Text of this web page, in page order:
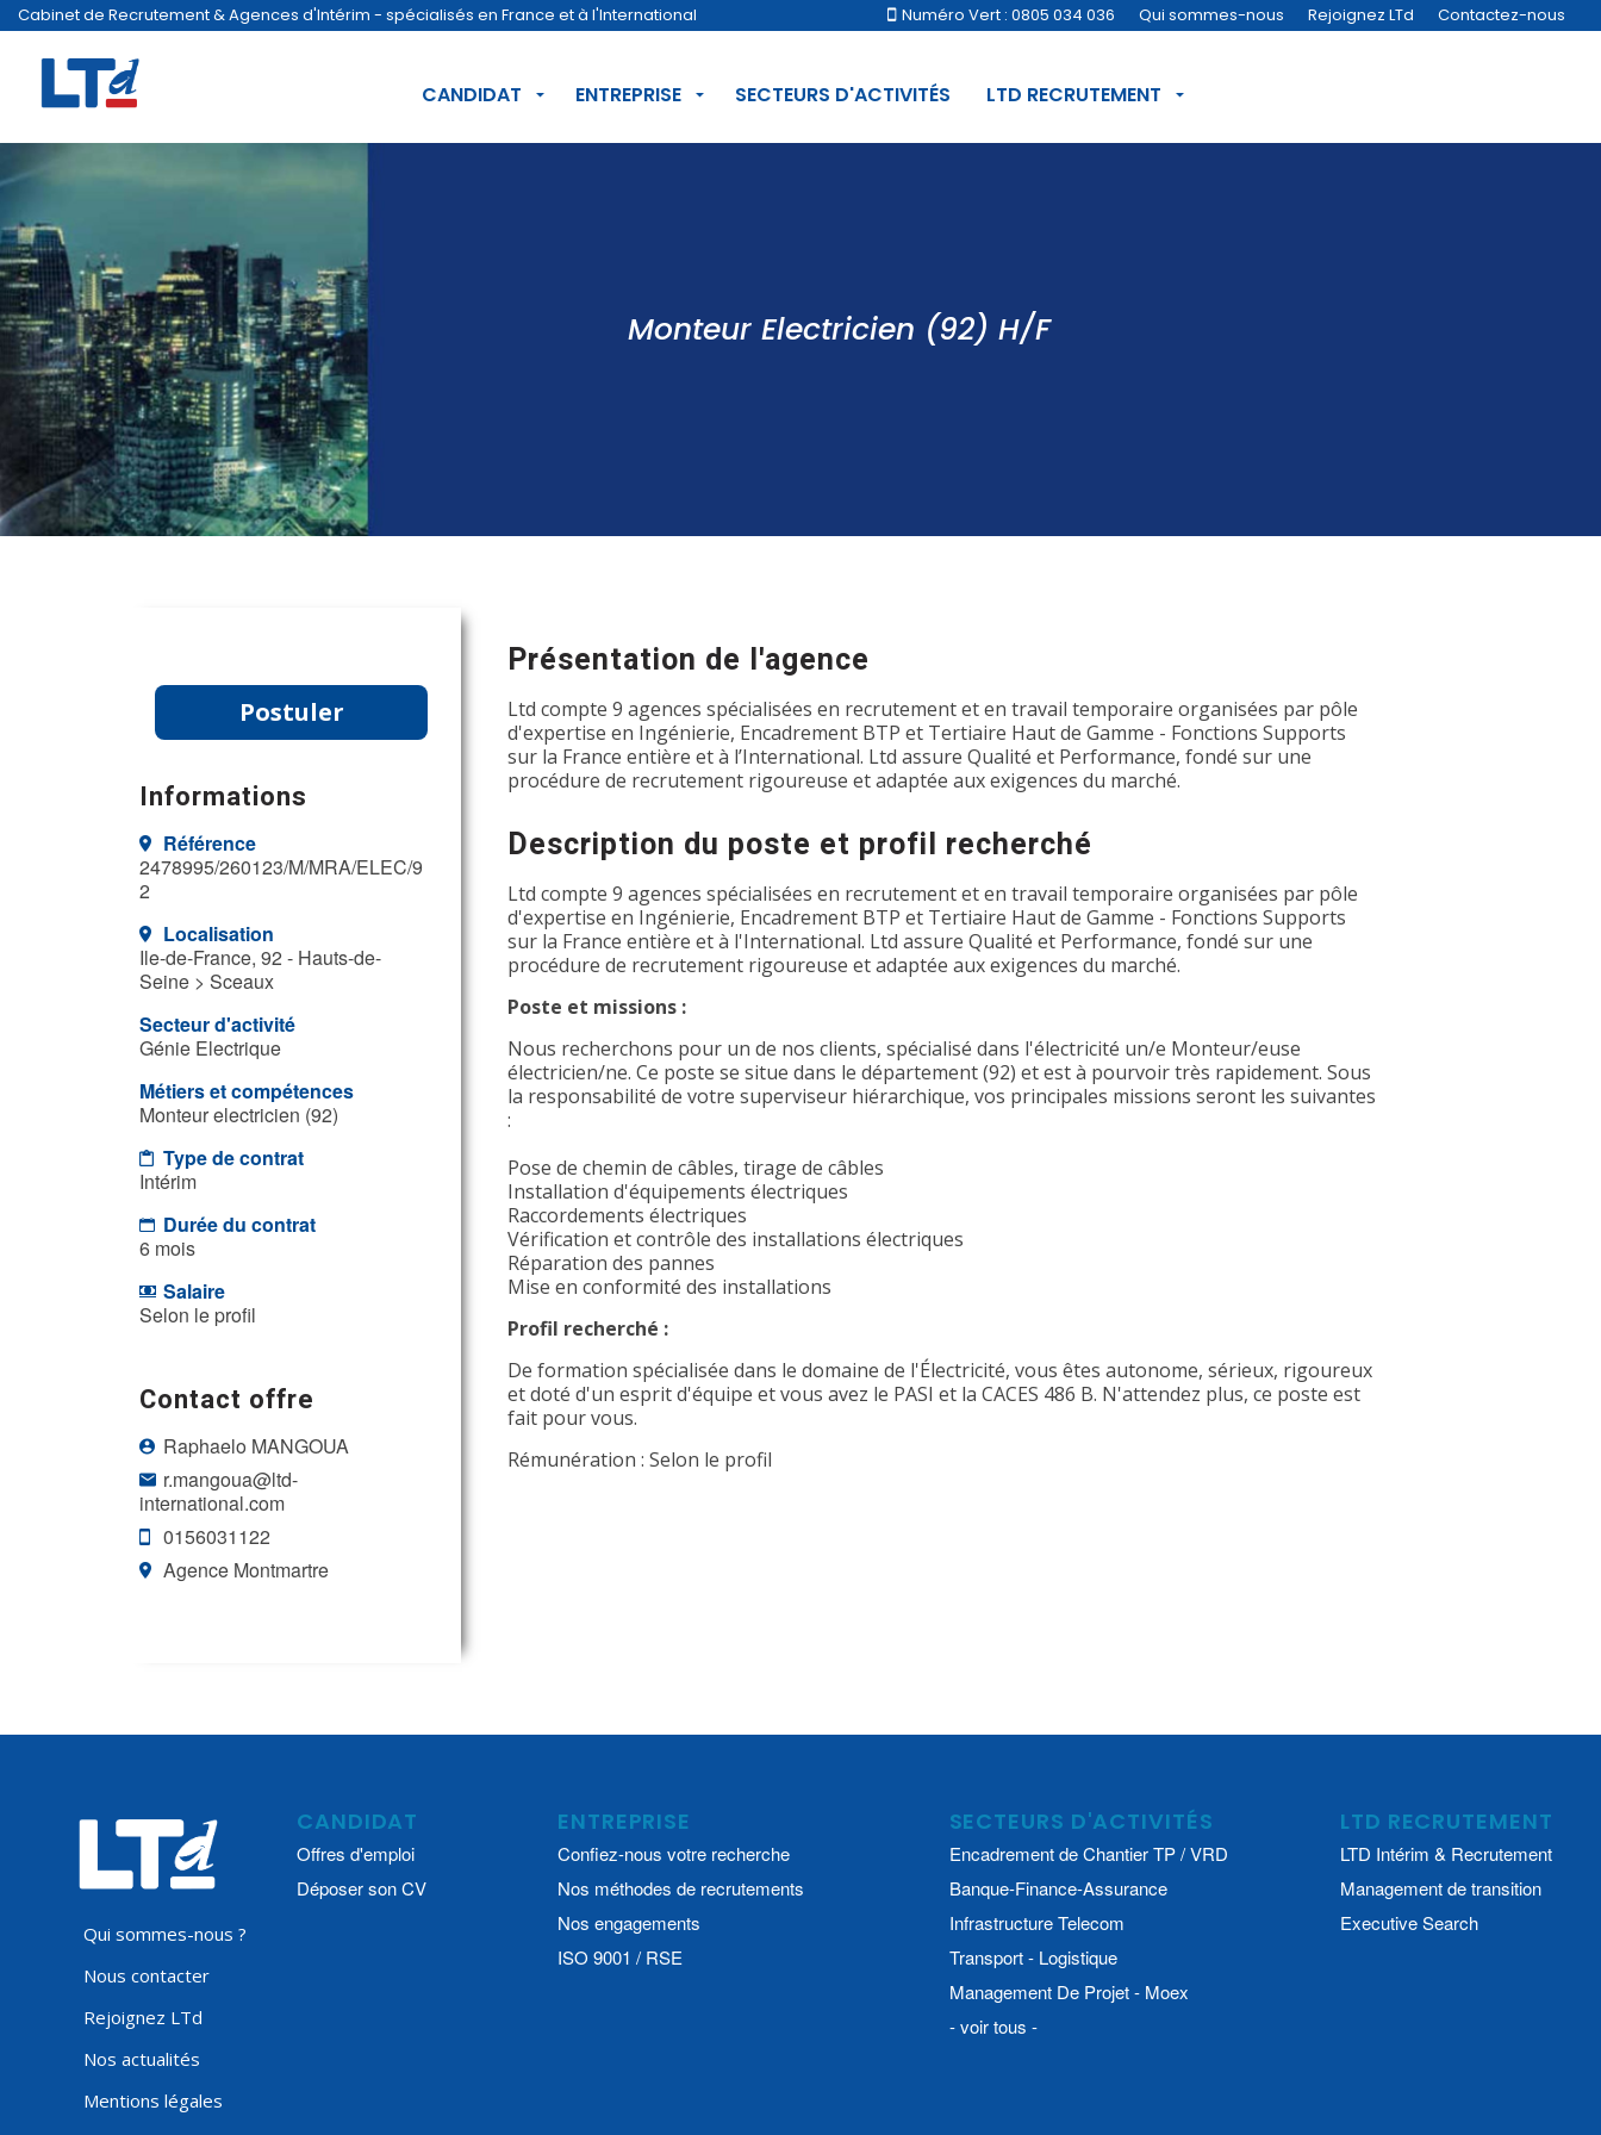
Cabinet de Recrutement & Agences d'Intérim - spécialisés en France et à l'International Numéro Vert : 0805 034 036 Qui sommes-nous Rejoignez LTd Contactez-nous
CANDIDAT ENTREPRISE SECTEURS D'ACTIVITÉS LTD RECRUTEMENT
Monteur Electricien (92) H/F
Postuler
Informations
Référence
2478995/260123/M/MRA/ELEC/9
2
Localisation
Ile-de-France, 92 - Hauts-de-
Seine > Sceaux
Secteur d'activité
Génie Electrique
Métiers et compétences
Monteur electricien (92)
Type de contrat
Intérim
Durée du contrat
6 mois
Salaire
Selon le profil
Contact offre
Raphaelo MANGOUA
r.mangoua@ltd-
international.com
0156031122
Agence Montmartre
Présentation de l'agence
Ltd compte 9 agences spécialisées en recrutement et en travail temporaire organisées par pôle
d'expertise en Ingénierie, Encadrement BTP et Tertiaire Haut de Gamme - Fonctions Supports
sur la France entière et à l’International. Ltd assure Qualité et Performance, fondé sur une
procédure de recrutement rigoureuse et adaptée aux exigences du marché.
Description du poste et profil recherché
Ltd compte 9 agences spécialisées en recrutement et en travail temporaire organisées par pôle
d'expertise en Ingénierie, Encadrement BTP et Tertiaire Haut de Gamme - Fonctions Supports
sur la France entière et à l'International. Ltd assure Qualité et Performance, fondé sur une
procédure de recrutement rigoureuse et adaptée aux exigences du marché.
Poste et missions :
Nous recherchons pour un de nos clients, spécialisé dans l'électricité un/e Monteur/euse
électricien/ne. Ce poste se situe dans le département (92) et est à pourvoir très rapidement. Sous
la responsabilité de votre superviseur hiérarchique, vos principales missions seront les suivantes
:
Pose de chemin de câbles, tirage de câbles
Installation d'équipements électriques
Raccordements électriques
Vérification et contrôle des installations électriques
Réparation des pannes
Mise en conformité des installations
Profil recherché :
De formation spécialisée dans le domaine de l'Électricité, vous êtes autonome, sérieux, rigoureux
et doté d'un esprit d'équipe et vous avez le PASI et la CACES 486 B. N'attendez plus, ce poste est
fait pour vous.
Rémunération : Selon le profil
Qui sommes-nous ?
Nous contacter
Rejoignez LTd
Nos actualités
Mentions légales
CANDIDAT
Offres d'emploi
Déposer son CV
ENTREPRISE
Confiez-nous votre recherche
Nos méthodes de recrutements
Nos engagements
ISO 9001 / RSE
SECTEURS D'ACTIVITÉS
Encadrement de Chantier TP / VRD
Banque-Finance-Assurance
Infrastructure Telecom
Transport - Logistique
Management De Projet - Moex
- voir tous -
LTD RECRUTEMENT
LTD Intérim & Recrutement
Management de transition
Executive Search